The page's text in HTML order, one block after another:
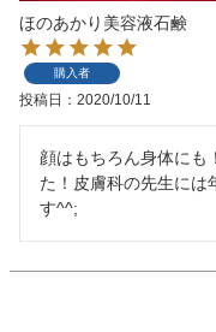
ほのあかり美容液石鹸
購入者
投稿日 2020/10/11
顔はもちろん身体にも
た！皮膚科の先生には
す^^;